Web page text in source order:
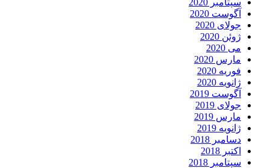
سپتامبر 2020
آگوست 2020
جولای 2020
ژوئن 2020
می 2020
مارس 2020
فوریه 2020
ژانویه 2020
آگوست 2019
جولای 2019
مارس 2019
ژانویه 2019
دسامبر 2018
اکتبر 2018
سپتامبر 2018